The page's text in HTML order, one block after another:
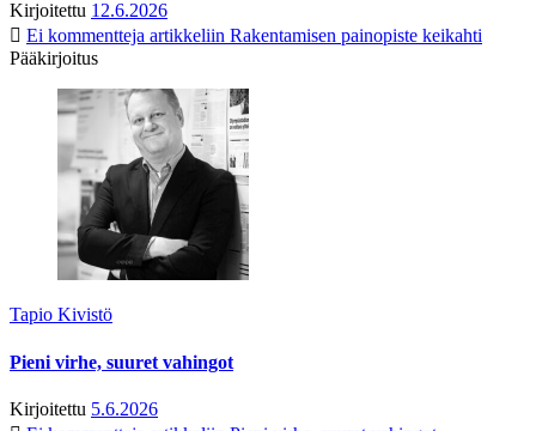
Kirjoitettu 12.6.2026
Ei kommentteja artikkeliin Rakentamisen painopiste keikahti
Pääkirjoitus
Tapio Kivistö
Pieni virhe, suuret vahingot
Kirjoitettu 5.6.2026